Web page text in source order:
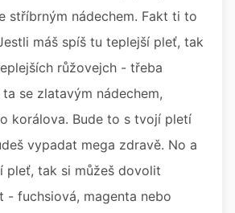
stříbrným nádechem. Fakt ti to
máš spíš tu teplejší pleť, tak
růžovejch - třeba
se zlatavým nádechem,
korálova. Bude to s tvojí pletí
vypadat mega zdravě. No a
pleť, tak si můžeš dovolit
- fuchsiová, magenta nebo